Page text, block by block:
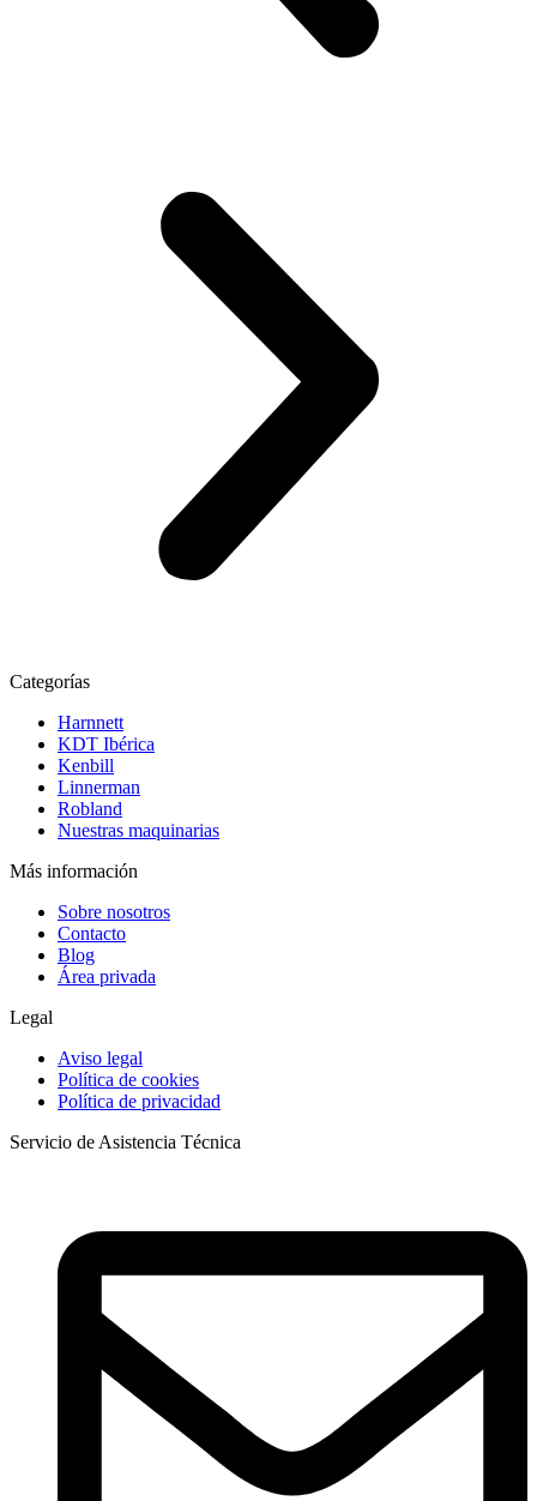
Categorías
Harnnett
KDT Ibérica
Kenbill
Linnerman
Robland
Nuestras maquinarias
Más información
Sobre nosotros
Contacto
Blog
Área privada
Legal
Aviso legal
Política de cookies
Política de privacidad
Servicio de Asistencia Técnica